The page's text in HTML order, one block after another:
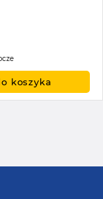
koszyka